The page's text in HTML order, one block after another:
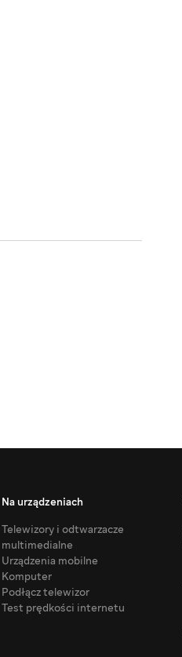
Na urządzeniach
Telewizory i odtwarzacze
multimedialne
Urządzenia mobilne
Komputer
Podłącz telewizor
Test prędkości internetu